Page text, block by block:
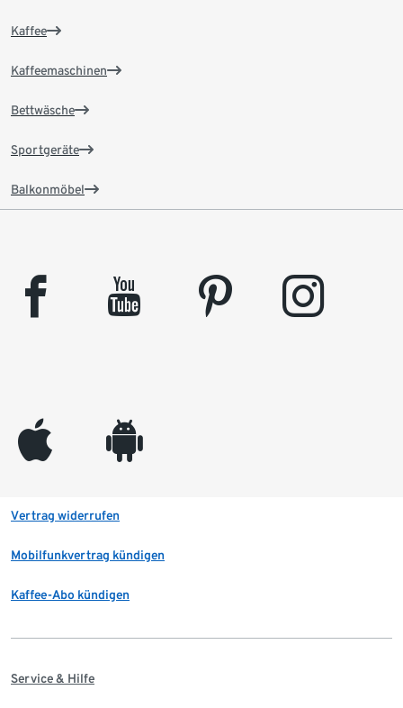
Kaffee
Kaffeemaschinen
Bettwäsche
Sportgeräte
Balkonmöbel
facebook youtube pinterest instagram
appleinc android
Vertrag widerrufen
Mobilfunkvertrag kündigen
Kaffee-Abo kündigen
Service & Hilfe